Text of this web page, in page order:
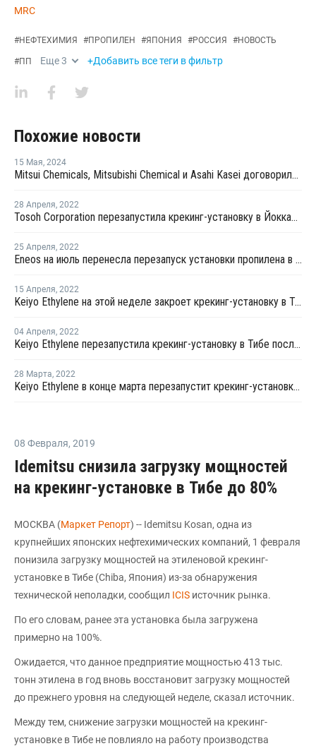
MRC
#НЕФТЕХИМИЯ #ПРОПИЛЕН #ЯПОНИЯ #РОССИЯ #НОВОСТЬ
#ПП Еще3 +Добавить все теги в фильтр
Похожие новости
15 Мая, 2024
Mitsui Chemicals, Mitsubishi Chemical и Asahi Kasei договорились о декарбонизации крекинг-установок на западе Японии
28 Апреля, 2022
Tosoh Corporation перезапустила крекинг-установку в Йоккаити после плановой профилактики
25 Апреля, 2022
Eneos на июль перенесла перезапуск установки пропилена в Кавасаки
15 Апреля, 2022
Keiyo Ethylene на этой неделе закроет крекинг-установку в Тибе на внеплановый ремонт
04 Апреля, 2022
Keiyo Ethylene перезапустила крекинг-установку в Тибе после плановой профилактики
28 Марта, 2022
Keiyo Ethylene в конце марта перезапустит крекинг-установку в Тибе после плановой профилактики
08 Февраля, 2019
Idemitsu снизила загрузку мощностей
на крекинг-установке в Тибе до 80%
МОСКВА (Маркет Репорт) -- Idemitsu Kosan, одна из
крупнейших японских нефтехимических компаний, 1 февраля
понизила загрузку мощностей на этиленовой крекинг-
установке в Тибе (Chiba, Япония) из-за обнаружения
технической неполадки, сообщил ICIS источник рынка.
По его словам, ранее эта установка была загружена
примерно на 100%.
Ожидается, что данное предприятие мощностью 413 тыс.
тонн этилена в год вновь восстановит загрузку мощностей
до прежнего уровня на следующей неделе, сказал источник.
Между тем, снижение загрузки мощностей на крекинг-
установке в Тибе не повлияло на работу производства